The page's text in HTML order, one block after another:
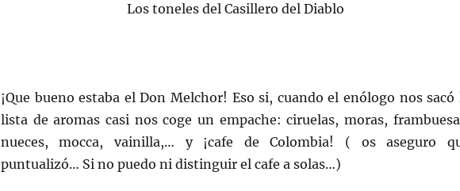
Los toneles del Casillero del Diablo
¡Que bueno estaba el Don Melchor! Eso si, cuando el enólogo nos sacó
lista de aromas casi nos coge un empache: ciruelas, moras,
nueces, mocca, vainilla,… y ¡cafe de Colombia! ( os aseguro
puntualizó… Si no puedo ni distinguir el cafe a solas…)